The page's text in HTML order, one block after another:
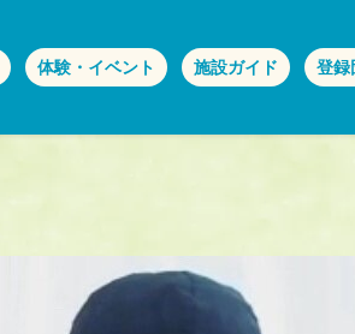
体験・イベント 施設ガイド 登録